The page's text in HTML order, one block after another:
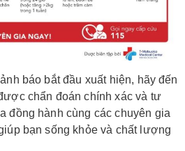
báo bắt đầu xuất hiện, hãy đến
chẩn đoán chính xác và tư
đồng hành cùng các chuyên gia
bạn sống khỏe và chất lượng